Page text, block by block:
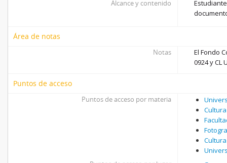
Alcance y contenido
Área de notas
Notas
El Fondo
0924 y CL
Puntos de acceso
Puntos de acceso por materia